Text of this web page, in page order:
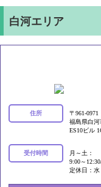
白河エリア
住所
〒961-0971
福島県白河
ES10ビル
受付時間
月～土：
9:00～
定休日：